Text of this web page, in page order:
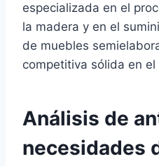
especializada en el
la madera y en el
de muebles
competitiva sólida en
Análisis de
necesidades